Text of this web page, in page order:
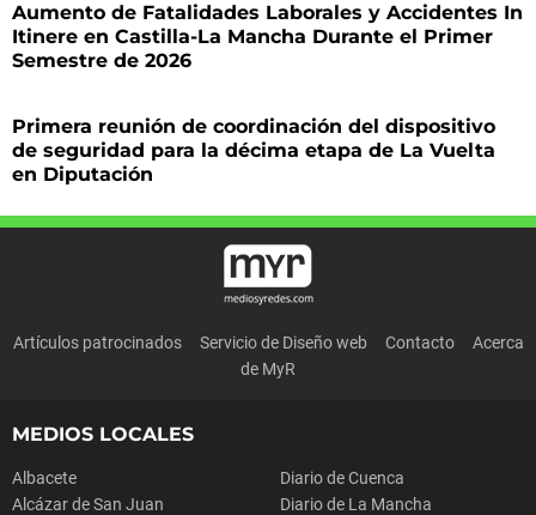
Aumento de Fatalidades Laborales y Accidentes In
Itinere en Castilla-La Mancha Durante el Primer
Semestre de 2026
Primera reunión de coordinación del dispositivo
de seguridad para la décima etapa de La Vuelta
en Diputación
Artículos patrocinados Servicio de Diseño web Contacto
Acerca
de MyR
MEDIOS LOCALES
Albacete
Alcázar de San Juan
Diario de Cuenca
Diario de La Mancha